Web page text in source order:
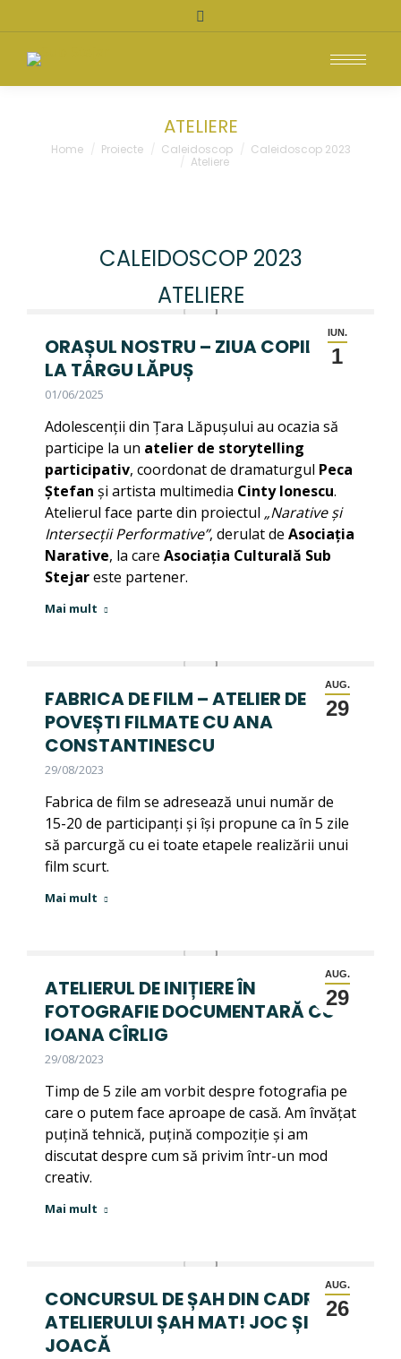
Search:
ATELIERE
You are here:
Home Proiecte Caleidoscop
Caleidoscop 2023
Ateliere
CALEIDOSCOP 2023
ATELIERE
IUN.
1
ORAȘUL NOSTRU – ZIUA COPILULUI
LA TÂRGU LĂPUȘ
01/06/2025
Adolescenții din Țara Lăpușului au ocazia să
participe la un atelier de storytelling
participativ, coordonat de dramaturgul Peca
Ștefan și artista multimedia Cinty Ionescu.
Atelierul face parte din proiectul „Narative și
Intersecții Performative”, derulat de Asociația
Narative, la care Asociația Culturală Sub
Stejareste partener.
Mai mult
AUG.
29
FABRICA DE FILM – ATELIER DE
POVEȘTI FILMATE CU ANA
CONSTANTINESCU
29/08/2023
Fabrica de film se adresează unui număr de
15-20 de participanți și își propune ca în 5 zile
să parcurgă cu ei toate etapele realizării unui
film scurt.
Mai mult
AUG.
29
ATELIERUL DE INIȚIERE ÎN
FOTOGRAFIE DOCUMENTARĂ CU
IOANA CÎRLIG
29/08/2023
Timp de 5 zile am vorbit despre fotografia pe
care o putem face aproape de casă. Am învățat
puțină tehnică, puțină compoziție și am
discutat despre cum să privim într-un mod
creativ.
Mai mult
AUG.
26
CONCURSUL DE ȘAH DIN CADRUL
ATELIERULUI ȘAH MAT! JOC ȘI
JOACĂ